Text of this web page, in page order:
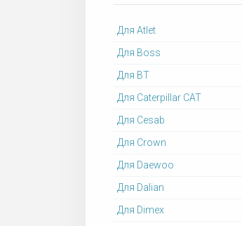
Для Atlet
Для Boss
Для BT
Для Caterpillar CAT
Для Cesab
Для Crown
Для Daewoo
Для Dalian
Для Dimex